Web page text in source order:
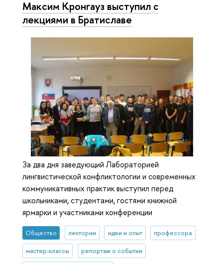
Максим Кронгауз выступил с
лекциями в Братиславе
За два дня заведующий Лабораторией
лингвистической конфликтологии и современных
коммуникативных практик выступил перед
школьниками, студентами, гостями книжной
ярмарки и участниками конференции
Общество лектории идеи и опыт профессора
мастер-классы репортаж о событии